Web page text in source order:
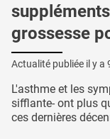
grossesse
Actualité publiée il y a
L'asthme et les
sifflante- ont plus
ces dernières